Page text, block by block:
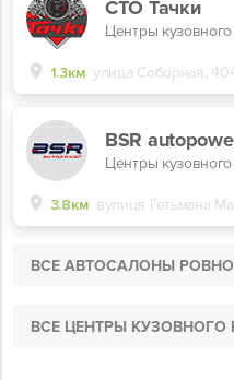
СТО Тачки
Центры
1.3км улица Соборная,
BSR
Центры
3.8км вулиця Гетьмана
ВСЕ АВТОСАЛОНЫ РОВНО
ВСЕ ЦЕНТРЫ КУЗОВНОГО